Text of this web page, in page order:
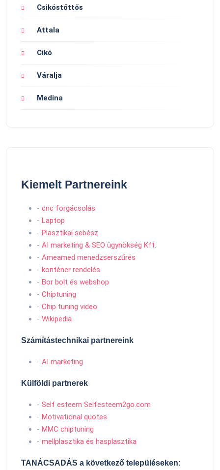
Csikóstőttős
Attala
Cikó
Váralja
Medina
Kiemelt Partnereink
- cnc forgácsolás
- Laptop
- Plasztikai sebész
- AI marketing & SEO ügynökség Kft.
- Ameamed menedzserszűrés
- konténer rendelés
- Bor bolt és webshop
- Chiptuning
- Chip tuning video
- Wikipedia
Számítástechnikai partnereink
- AI marketing
Külföldi partnerek
- Self esteem Selfesteem2go.com
- Motivational quotes
- MMC chiptuning
- mellplasztika és hasplasztika
TANÁCSADÁS a következő településeken: